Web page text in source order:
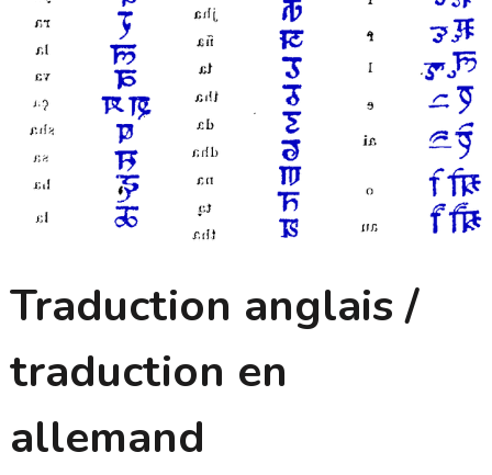
Traduction anglais /
traduction en
allemand